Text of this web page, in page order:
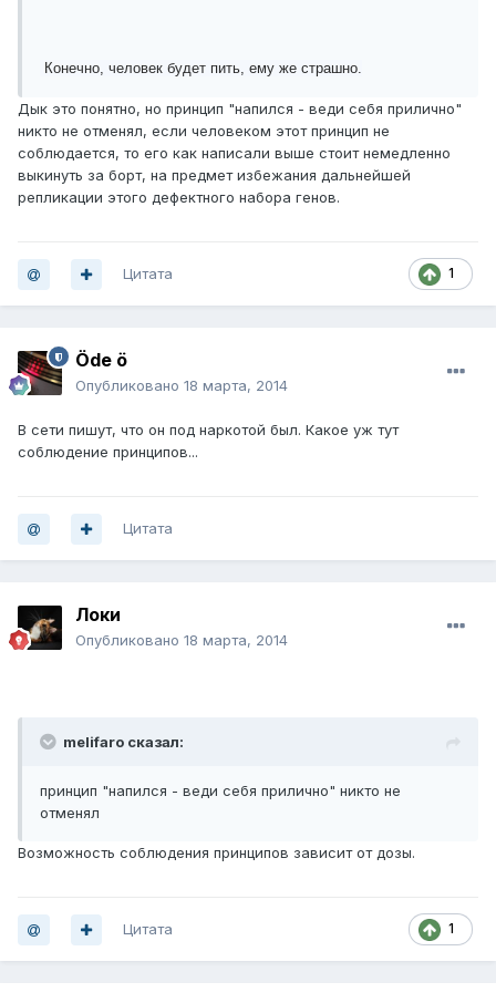
Конечно, человек будет пить, ему же страшно.
Дык это понятно, но принцип "напился - веди себя прилично"
никто не отменял, если человеком этот принцип не
соблюдается, то его как написали выше стоит немедленно
выкинуть за борт, на предмет избежания дальнейшей
репликации этого дефектного набора генов.
1
Цитата
Öde ö
Опубликовано 18 марта, 2014
В сети пишут, что он под наркотой был. Какое уж тут
соблюдение принципов...
Цитата
Локи
Опубликовано 18 марта, 2014
melifaro сказал:
принцип "напился - веди себя прилично" никто не
отменял
Возможность соблюдения принципов зависит от дозы.
1
Цитата